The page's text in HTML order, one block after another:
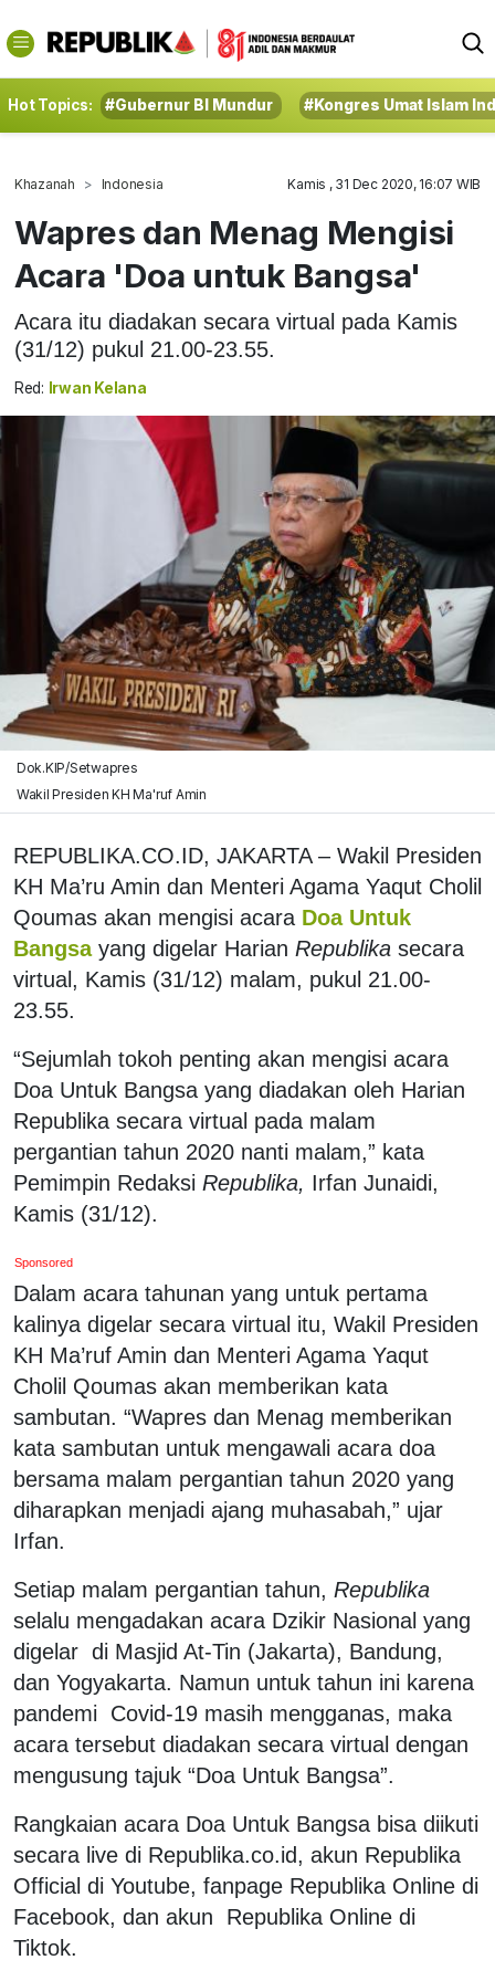
Hot Topics: #Gubernur BI Mundur #Kongres Umat Islam
Khazanah Indonesia Kamis , 31 Dec 2020, 16:07 WIB
Wapres dan Menag Mengisi
Acara 'Doa untuk Bangsa'
Acara itu diadakan secara virtual pada Kamis
(31/12) pukul 21.00-23.55.
Red: Irwan Kelana
Dok.KIP/Setwapres
Wakil Presiden KH Ma'ruf Amin
REPUBLIKA.CO.ID, JAKARTA – Wakil Presiden
KH Ma’ru Amin dan Menteri Agama Yaqut Cholil
Qoumas akan mengisi acara Doa Untuk
Bangsa yang digelar Harian Republika secara
virtual, Kamis (31/12) malam, pukul 21.00-
23.55.
“Sejumlah tokoh penting akan mengisi acara
Doa Untuk Bangsa yang diadakan oleh Harian
Republika secara virtual pada malam
pergantian tahun 2020 nanti malam,” kata
Pemimpin Redaksi Republika, Irfan Junaidi,
Kamis (31/12).
Sponsored
Dalam acara tahunan yang untuk pertama
kalinya digelar secara virtual itu, Wakil Presiden
KH Ma’ruf Amin dan Menteri Agama Yaqut
Cholil Qoumas akan memberikan kata
sambutan. “Wapres dan Menag memberikan
kata sambutan untuk mengawali acara doa
bersama malam pergantian tahun 2020 yang
diharapkan menjadi ajang muhasabah,” ujar
Irfan.
Setiap malam pergantian tahun, Republika
selalu mengadakan acara Dzikir Nasional yang
digelar di Masjid At-Tin (Jakarta), Bandung,
dan Yogyakarta. Namun untuk tahun ini karena
pandemi Covid-19 masih mengganas, maka
acara tersebut diadakan secara virtual dengan
mengusung tajuk “Doa Untuk Bangsa”.
Rangkaian acara Doa Untuk Bangsa bisa diikuti
secara live di Republika.co.id, akun Republika
Official di Youtube, fanpage Republika Online di
Facebook, dan akun Republika Online di
Tiktok.